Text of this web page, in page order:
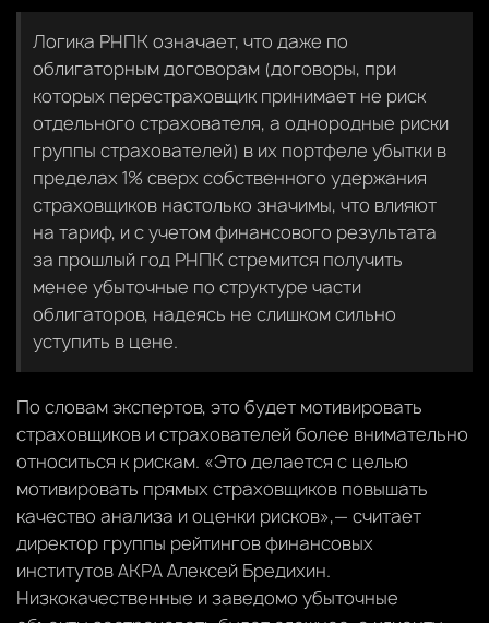
Логика РНПК означает, что даже по
облигаторным договорам (договоры, при
которых перестраховщик принимает не риск
отдельного страхователя, а однородные риски
группы страхователей) в их портфеле убытки в
пределах 1% сверх собственного удержания
страховщиков настолько значимы, что влияют
на тариф, и с учетом финансового результата
за прошлый год РНПК стремится получить
менее убыточные по структуре части
облигаторов, надеясь не слишком сильно
уступить в цене.
По словам экспертов, это будет мотивировать
страховщиков и страхователей более внимательно
относиться к рискам. «Это делается с целью
мотивировать прямых страховщиков повышать
качество анализа и оценки рисков»,— считает
директор группы рейтингов финансовых
институтов АКРА Алексей Бредихин.
Низкокачественные и заведомо убыточные